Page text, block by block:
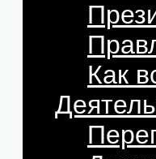
Как